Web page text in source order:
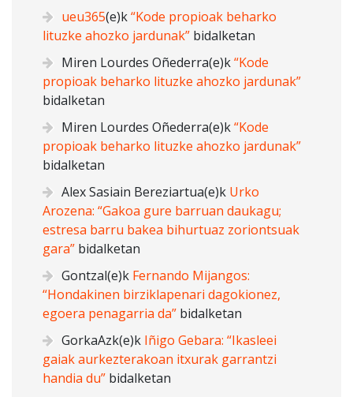
ueu365(e)k“Kode propioak beharko
lituzke ahozko jardunak” bidalketan
Miren Lourdes Oñederra(e)k“Kode
propioak beharko lituzke ahozko jardunak”
bidalketan
Miren Lourdes Oñederra(e)k“Kode
propioak beharko lituzke ahozko jardunak”
bidalketan
Alex Sasiain Bereziartua(e)k Urko
Arozena: “Gakoa gure barruan daukagu;
estresa barru bakea bihurtuaz zoriontsuak
gara” bidalketan
Gontzal(e)k Fernando Mijangos:
“Hondakinen birziklapenari dagokionez,
egoera penagarria da” bidalketan
GorkaAzk(e)k Iñigo Gebara: “Ikasleei
gaiak aurkezterakoan itxurak garrantzi
handia du” bidalketan